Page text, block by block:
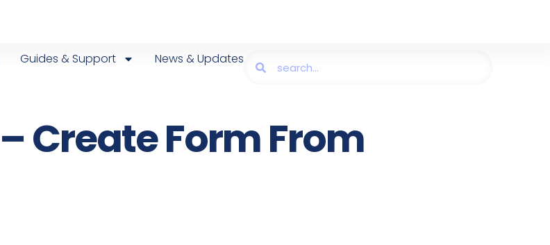
Guides & Support News & Updates
Create Form From